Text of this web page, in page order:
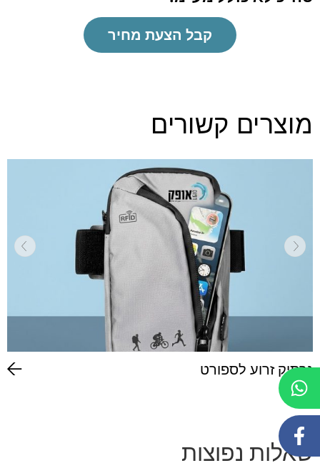
קבל הצעת מחיר
מוצרים קשורים
נרתיק זרוע לספורט
שאלות נפוצות